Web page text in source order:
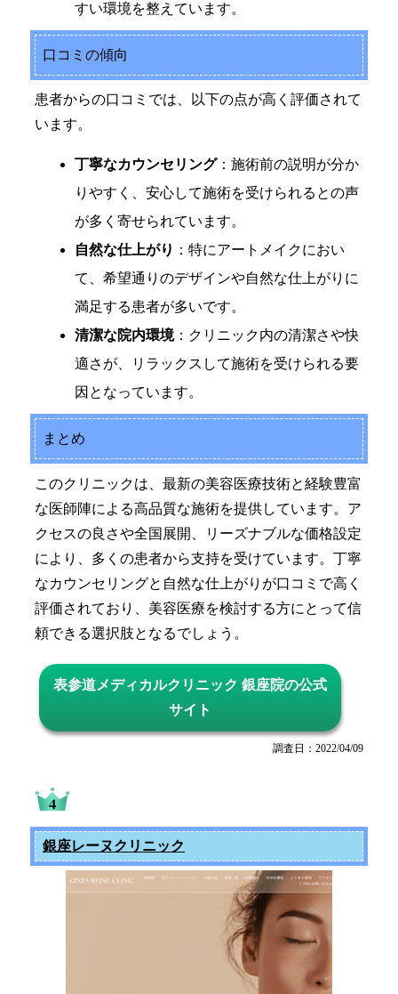
すい環境を整えています。
口コミの傾向
患者からの口コミでは、以下の点が高く評価されて
います。
丁寧なカウンセリング：施術前の説明が分か
りやすく、安心して施術を受けられるとの声
が多く寄せられています。
自然な仕上がり ：特にアートメイクにおい
て、希望通りのデザインや自然な仕上がりに
満足する患者が多いです。
清潔な院内環境：クリニック内の清潔さや快
適さが、リラックスして施術を受けられる要
因となっています。
まとめ
このクリニックは、最新の美容医療技術と経験豊富
な医師陣による高品質な施術を提供しています。ア
クセスの良さや全国展開、リーズナブルな価格設定
により、多くの患者から支持を受けています。丁寧
なカウンセリングと自然な仕上がりが口コミで高く
評価されており、美容医療を検討する方にとって信
頼できる選択肢となるでしょう。
表参道メディカルクリニック 銀座院の公式
サイト
調査日：2022/04/09
銀座レーヌクリニック